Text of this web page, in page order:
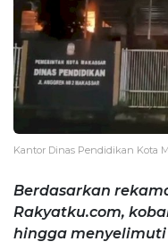
Kantor Dinas Pendidikan Kota
Berdasarkan
Rakyatku.com,
hingga